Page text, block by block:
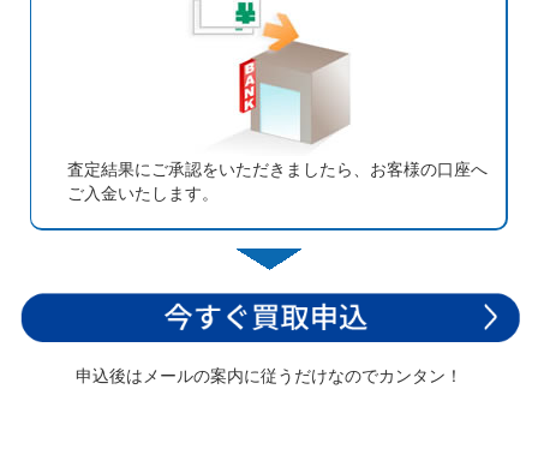
査定結果にご承認をいただきましたら、お客様の口座へ
ご入金いたします。
申込後はメールの案内に従うだけなのでカンタン！